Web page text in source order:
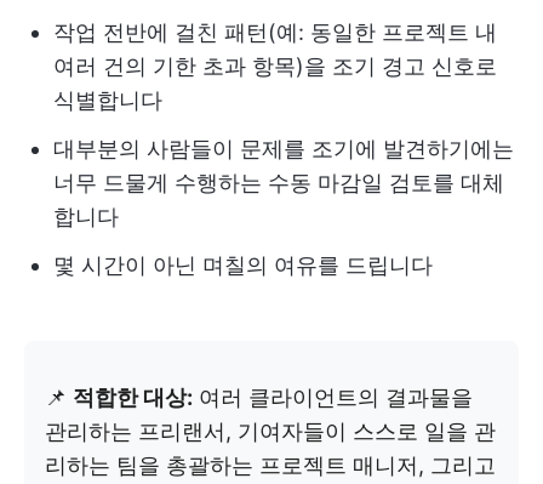
작업 전반에 걸친 패턴(예: 동일한 프로젝트 내
여러 건의 기한 초과 항목)을 조기 경고 신호로
식별합니다
대부분의 사람들이 문제를 조기에 발견하기에는
너무 드물게 수행하는 수동 마감일 검토를 대체
합니다
몇 시간이 아닌 며칠의 여유를 드립니다
📌 적합한 대상: 여러 클라이언트의 결과물을
관리하는 프리랜서, 기여자들이 스스로 일을 관
리하는 팀을 총괄하는 프로젝트 매니저, 그리고